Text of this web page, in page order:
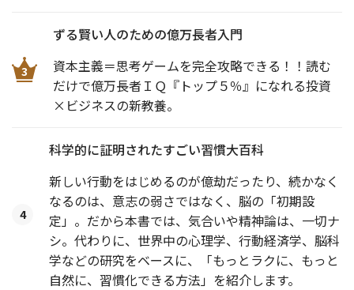
3
ずる賢い人のための億万長者入門
資本主義＝思考ゲームを完全攻略できる！！読む
だけで億万長者ＩＱ『トップ５％』になれる投資
×ビジネスの新教養。
4
科学的に証明されたすごい習慣大百科
新しい行動をはじめるのが億劫だったり、続かなく
なるのは、意志の弱さではなく、脳の「初期設
定」。だから本書では、気合いや精神論は、一切ナ
シ。代わりに、世界中の心理学、行動経済学、脳科
学などの研究をベースに、「もっとラクに、もっと
自然に、習慣化できる方法」を紹介します。